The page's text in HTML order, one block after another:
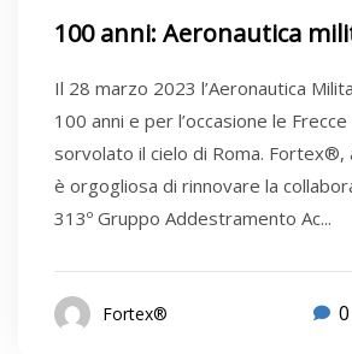
100 anni: Aeronautica
Il 28 marzo 2023 l’Aeronautica
100 anni e per l’occasione le
sorvolato il cielo di Roma. Fortex®,
è orgogliosa di rinnovare la
313º Gruppo Addestramento Ac...
Fortex® 0